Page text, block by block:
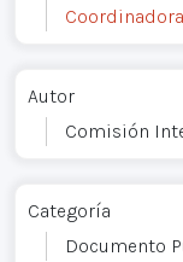
Autor
Comisión
Categoría
Documento